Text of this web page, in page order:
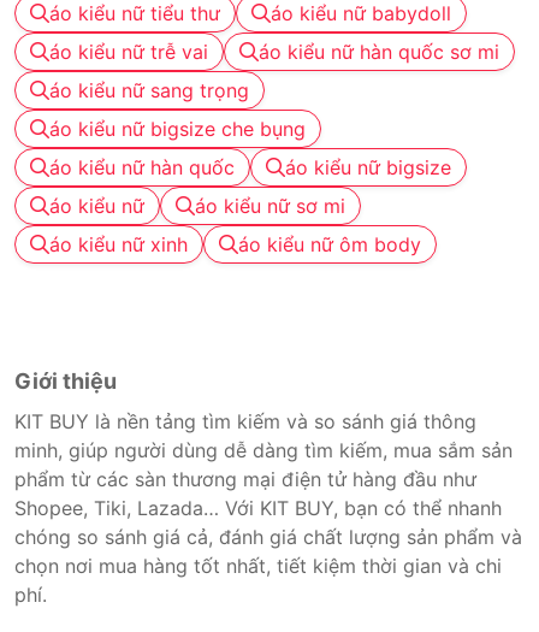
áo kiểu nữ tiểu thư
áo kiểu nữ babydoll
áo kiểu nữ trễ vai
áo kiểu nữ hàn quốc sơ mi
áo kiểu nữ sang trọng
áo kiểu nữ bigsize che bụng
áo kiểu nữ hàn quốc
áo kiểu nữ bigsize
áo kiểu nữ
áo kiểu nữ sơ mi
áo kiểu nữ xinh
áo kiểu nữ ôm body
Giới thiệu
KIT BUY là nền tảng tìm kiếm và so sánh giá thông
minh, giúp người dùng dễ dàng tìm kiếm, mua sắm sản
phẩm từ các sàn thương mại điện tử hàng đầu như
Shopee, Tiki, Lazada… Với KIT BUY, bạn có thể nhanh
chóng so sánh giá cả, đánh giá chất lượng sản phẩm và
chọn nơi mua hàng tốt nhất, tiết kiệm thời gian và chi
phí.